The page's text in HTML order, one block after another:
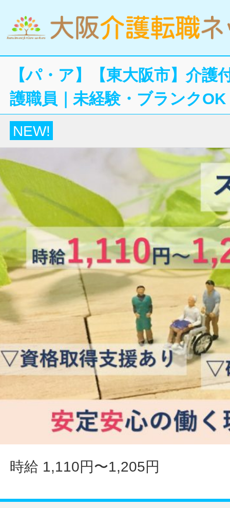
【パ・ア】【東大阪市】介護
護職員｜未経験・ブランク
NEW!
時給 1,110円〜1,205円